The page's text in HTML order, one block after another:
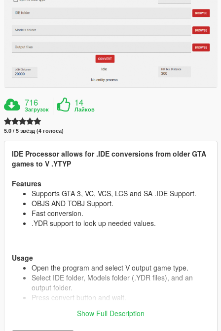
716
Загрузок
14
Лайков
5.0 / 5 звёзд (4 голоса)
IDE Processor allows for .IDE conversions from older GTA
games to V .YTYP
Features
Supports GTA 3, VC, VCS, LCS and SA .IDE Support.
OBJS AND TOBJ Support.
Fast conversion.
.YDR support to look up needed values.
Usage
Open the program and select V output game type.
Select IDE folder, Models folder (.YDR files), and an
output folder.
Press convert button and wait.
Show Full Description